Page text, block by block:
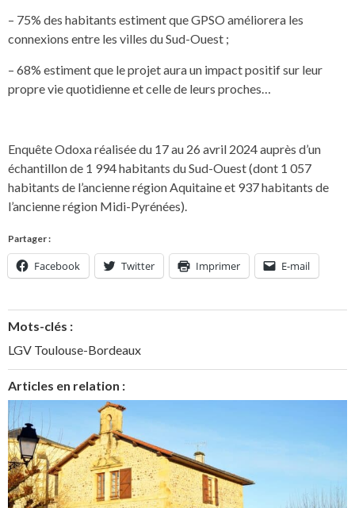
– 75% des habitants estiment que GPSO améliorera les
connexions entre les villes du Sud-Ouest ;
– 68% estiment que le projet aura un impact positif sur leur
propre vie quotidienne et celle de leurs proches…
Enquête Odoxa réalisée du 17 au 26 avril 2024 auprès d’un
échantillon de 1 994 habitants du Sud-Ouest (dont 1 057
habitants de l’ancienne région Aquitaine et 937 habitants de
l’ancienne région Midi-Pyrénées).
Partager :
Facebook Twitter Imprimer E-mail
Mots-clés :
LGV Toulouse-Bordeaux
Articles en relation :